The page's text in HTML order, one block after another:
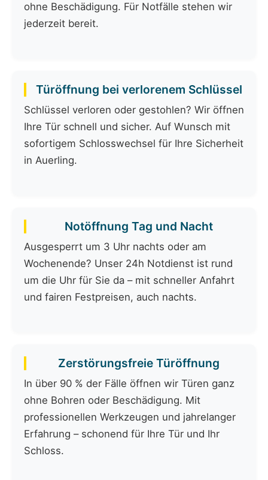
ohne Beschädigung. Für Notfälle stehen wir
jederzeit bereit.
Türöffnung bei verlorenem Schlüssel
Schlüssel verloren oder gestohlen? Wir öffnen
Ihre Tür schnell und sicher. Auf Wunsch mit
sofortigem Schlosswechsel für Ihre Sicherheit
in Auerling.
Notöffnung Tag und Nacht
Ausgesperrt um 3 Uhr nachts oder am
Wochenende? Unser 24h Notdienst ist rund
um die Uhr für Sie da – mit schneller Anfahrt
und fairen Festpreisen, auch nachts.
Zerstörungsfreie Türöffnung
In über 90 % der Fälle öffnen wir Türen ganz
ohne Bohren oder Beschädigung. Mit
professionellen Werkzeugen und jahrelanger
Erfahrung – schonend für Ihre Tür und Ihr
Schloss.